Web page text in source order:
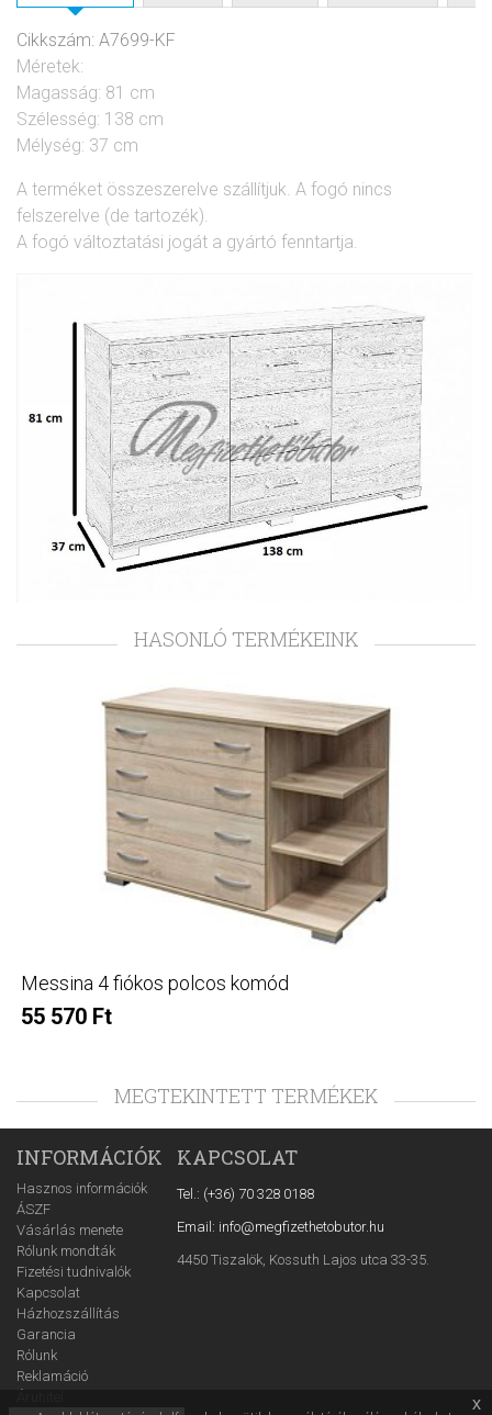
Cikkszám: A7699-KF
Méretek:
Magasság: 81 cm
Szélesség: 138 cm
Mélység: 37 cm
A terméket összeszerelve szállítjuk. A fogó nincs
felszerelve (de tartozék).
A fogó változtatási jogát a gyártó fenntartja.
HASONLÓ TERMÉKEINK
Messina 4 fiókos polcos komód
55 570 Ft
MEGTEKINTETT TERMÉKEK
x
INFORMÁCIÓK
Hasznos információk
ÁSZF
Vásárlás menete
Rólunk mondták
Fizetési tudnivalók
Kapcsolat
Házhozszállítás
Garancia
Rólunk
Reklamáció
KAPCSOLAT
Tel.: (+36) 70 328 0188
Email: info@megfizethetobutor.hu
4450 Tiszalök, Kossuth Lajos utca 33-35.